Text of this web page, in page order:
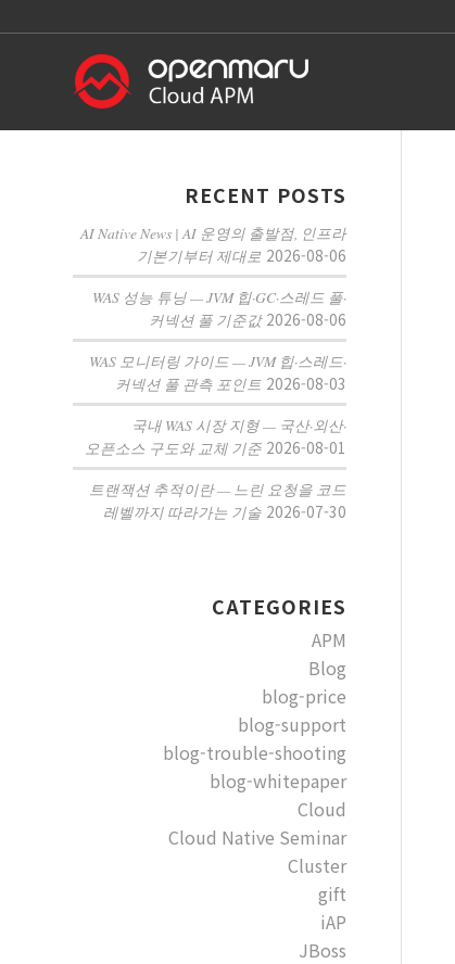
RECENT POSTS
AI Native News | AI 운영의 출발점, 인프라
기본기부터 제대로 2026-08-06
WAS 성능 튜닝 — JVM 힙·GC·스레드 풀·
커넥션 풀 기준값 2026-08-06
WAS 모니터링 가이드 — JVM 힙·스레드·
커넥션 풀 관측 포인트 2026-08-03
국내 WAS 시장 지형 — 국산·외산·
오픈소스 구도와 교체 기준 2026-08-01
트랜잭션 추적이란 — 느린 요청을 코드
레벨까지 따라가는 기술 2026-07-30
CATEGORIES
APM
Blog
blog-price
blog-support
blog-trouble-shooting
blog-whitepaper
Cloud
Cloud Native Seminar
Cluster
gift
iAP
JBoss